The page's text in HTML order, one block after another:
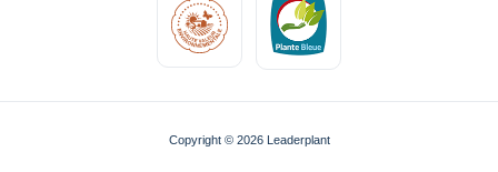
Copyright © 2026 Leaderplant